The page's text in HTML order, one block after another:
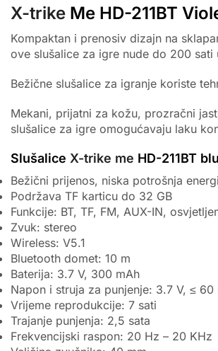
X-trike Me HD-211BT
Kompaktan i prenosiv dizajn na
ove slušalice za igre nude do 200
Bežične slušalice za igranje koriste
Mekani, prijatni za kožu, prozračni
slušalice za igre omogućavaju laku
Slušalice X-trike me HD-211BT
Bežični prijenos, niska potrošnja
Podržava TF karticu do 32 GB
Funkcije: BT, TF, FM, AUX-IN,
Zvuk: stereo
Wireless: V5.1
Bluetooth domet: 10 m
Baterija: 3.7 V, 300 mAh
Napon i struja za punjenje: 3.7 V, ≤ 60
Vrijeme reprodukcije: 7 sati
Trajanje punjenja: 2,5 sata
Frekvencijski raspon: 20 Hz – 20 KHz